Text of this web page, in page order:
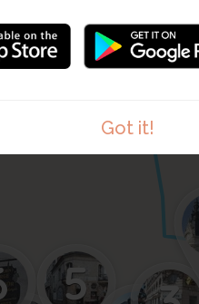
Got it!
5